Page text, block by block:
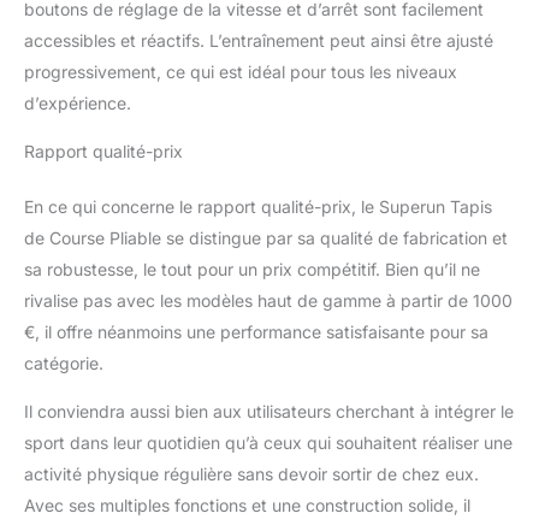
boutons de réglage de la vitesse et d’arrêt sont facilement
accessibles et réactifs. L’entraînement peut ainsi être ajusté
progressivement, ce qui est idéal pour tous les niveaux
d’expérience.
Rapport qualité-prix
En ce qui concerne le rapport qualité-prix, le Superun Tapis
de Course Pliable se distingue par sa qualité de fabrication et
sa robustesse, le tout pour un prix compétitif. Bien qu’il ne
rivalise pas avec les modèles haut de gamme à partir de 1000
€, il offre néanmoins une performance satisfaisante pour sa
catégorie.
Il conviendra aussi bien aux utilisateurs cherchant à intégrer le
sport dans leur quotidien qu’à ceux qui souhaitent réaliser une
activité physique régulière sans devoir sortir de chez eux.
Avec ses multiples fonctions et une construction solide, il